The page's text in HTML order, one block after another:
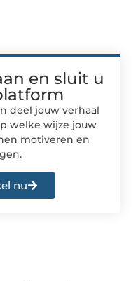
en sluit u
deel jouw verhaal
welke wijze jouw
motiveren en
nu